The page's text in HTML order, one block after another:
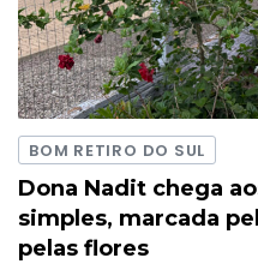
BOM RETIRO DO SUL
Dona Nadit chega
simples, marcada
pelas flores